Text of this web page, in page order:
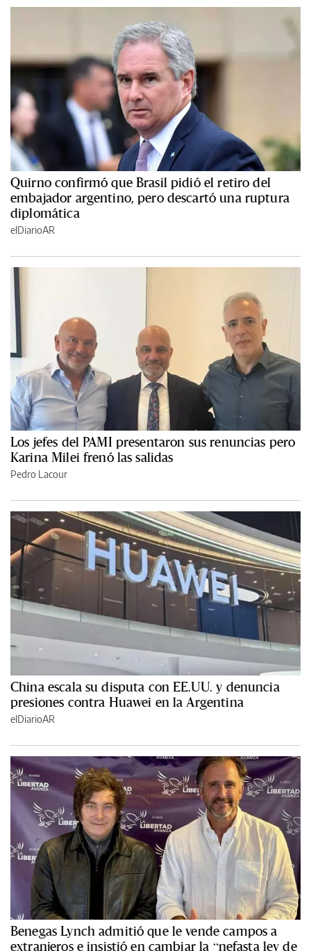
Quirno confirmó que Brasil pidió el retiro del
embajador argentino, pero descartó una ruptura
diplomática
elDiarioAR
Los jefes del PAMI presentaron sus renuncias pero
Karina Milei frenó las salidas
Pedro Lacour
China escala su disputa con EE.UU. y denuncia
presiones contra Huawei en la Argentina
elDiarioAR
Benegas Lynch admitió que le vende campos a
extranjeros e insistió en cambiar la “nefasta ley de